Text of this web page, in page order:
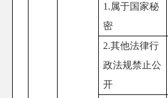
1.属于国家秘
密
2.其他法律行
政法规禁止公
开